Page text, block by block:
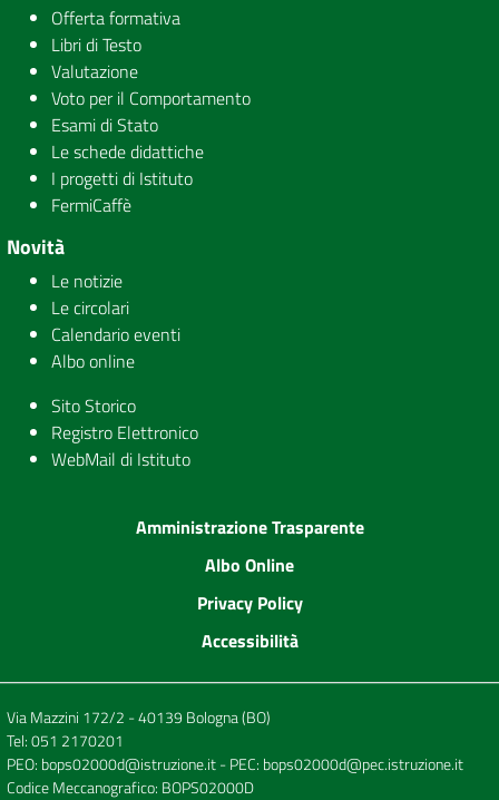
Offerta formativa
Libri di Testo
Valutazione
Voto per il Comportamento
Esami di Stato
Le schede didattiche
I progetti di Istituto
FermiCaffè
Novità
Le notizie
Le circolari
Calendario eventi
Albo online
Sito Storico
Registro Elettronico
WebMail di Istituto
Amministrazione Trasparente
Albo Online
Privacy Policy
Accessibilità
Via Mazzini 172/2 - 40139 Bologna (BO)
Tel:051 2170201
PEO: bops02000d@istruzione.it- PEC: bops02000d@pec.istruzione.it
Codice Meccanografico: BOPS02000D